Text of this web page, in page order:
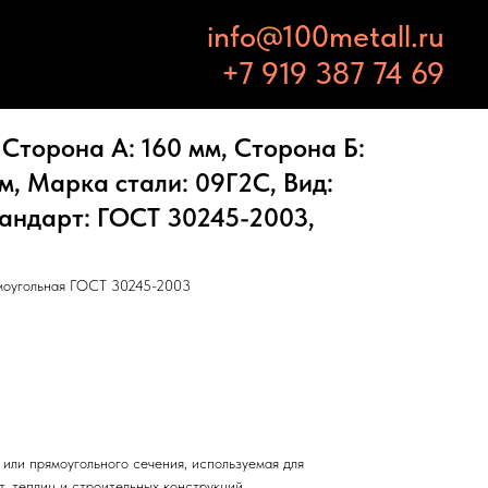
info@100metall.ru
+7 919 387 74 69
А: 160 мм, Сторона Б:
Марка стали: 09Г2С, Вид:
ГОСТ 30245-2003,
ГОСТ 30245-2003
прямоугольного сечения, используемая для